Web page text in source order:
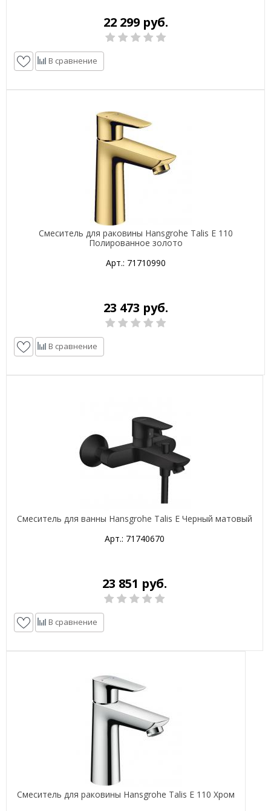
22 299 руб.
В сравнение
Смеситель для раковины Hansgrohe Talis E 110
Полированное золото
Арт.: 71710990
23 473 руб.
В сравнение
Смеситель для ванны Hansgrohe Talis E Черный матовый
Арт.: 71740670
23 851 руб.
В сравнение
Смеситель для раковины Hansgrohe Talis E 110 Хром